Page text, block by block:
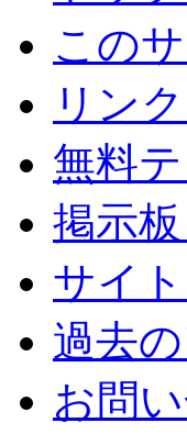
この
リン
無料
掲示
サイ
過去
お問